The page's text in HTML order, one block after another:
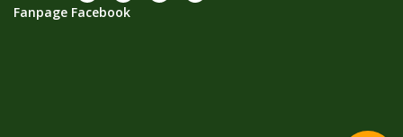
Fanpage Facebook